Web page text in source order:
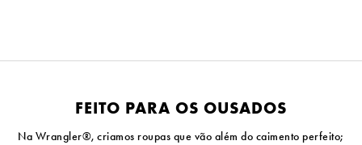
FEITO PARA OS OUSADOS
Na Wrangler®, criamos roupas que vão além do caimento perfeito;